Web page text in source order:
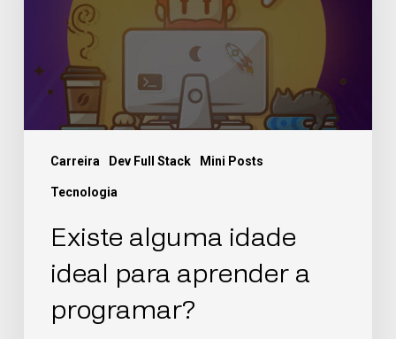
Carreira Dev Full Stack Mini Posts
Tecnologia
Existe alguma idade
ideal para aprender a
programar?